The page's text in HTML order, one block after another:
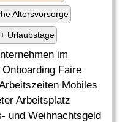
Altersvorsorge
Urlaubstage
im
Faire
Mobiles
Arbeitsplatz
und Weihnachtsgeld